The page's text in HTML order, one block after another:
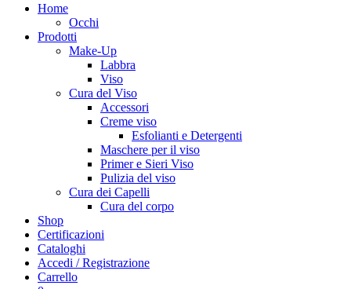
Home
Occhi
Prodotti
Make-Up
Labbra
Viso
Cura del Viso
Accessori
Creme viso
Esfolianti e Detergenti
Maschere per il viso
Primer e Sieri Viso
Pulizia del viso
Cura dei Capelli
Cura del corpo
Shop
Certificazioni
Cataloghi
Accedi / Registrazione
Carrello